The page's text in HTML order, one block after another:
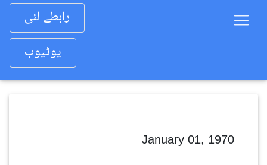
رابطے لئی
یوٹیوب
January 01, 1970